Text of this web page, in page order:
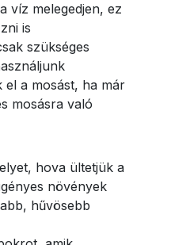
víz melegedjen, ez
is
szükséges
a mosást, ha már
mosásra való
hova ültetjük a
növények
hűvösebb